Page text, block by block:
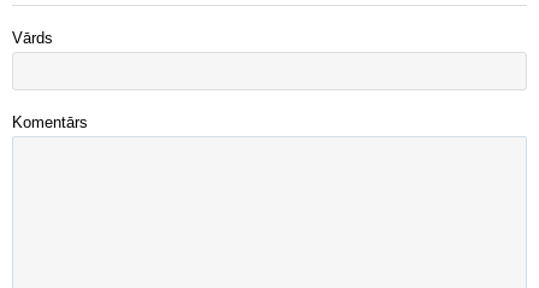
Vārds
Komentārs